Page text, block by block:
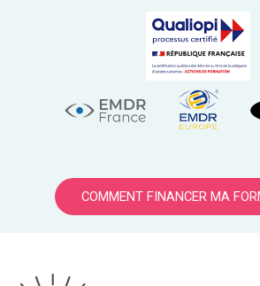
COMMENT FINANCER MA